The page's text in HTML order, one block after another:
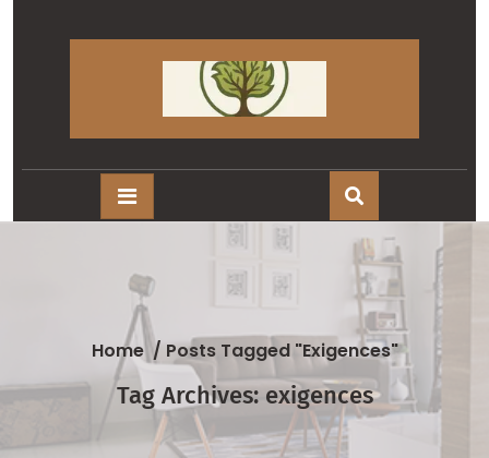
Home/ Posts Tagged "exigences"
Tag Archives: exigences